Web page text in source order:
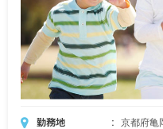
勤務地 京都府亀